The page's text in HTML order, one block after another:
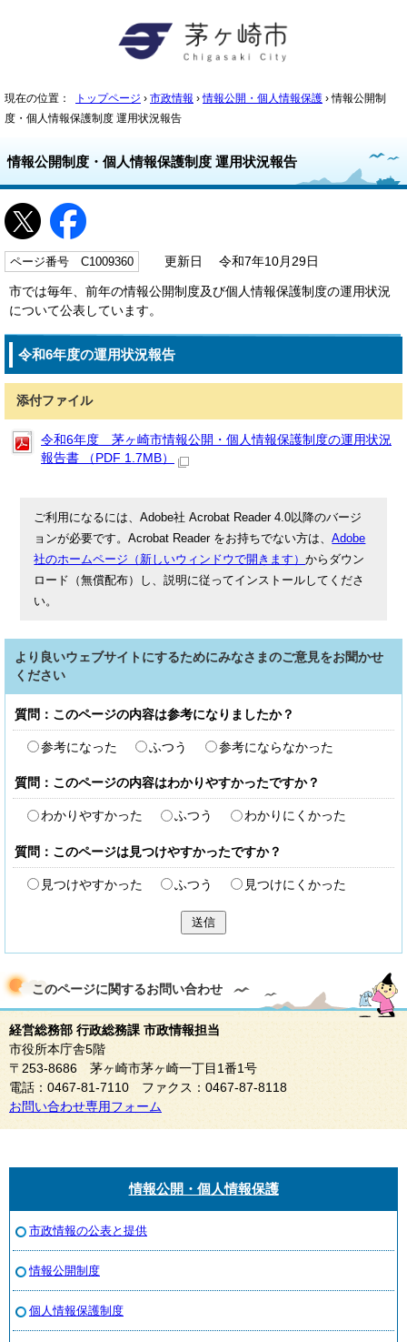
現在の位置： トップページ › 市政情報 ›情報公開・個人情報保護 › 情報公開制
度・個人情報保護制度 運用状況報告
情報公開制度・個人情報保護制度 運用状況報告
ページ番号 C1009360 更新日 令和7年10月29日
市では毎年、前年の情報公開制度及び個人情報保護制度の運用状況
について公表しています。
令和6年度の運用状況報告
添付ファイル
令和6年度 茅ヶ崎市情報公開・個人情報保護制度の運用状況
報告書 （PDF 1.7MB）
ご利用になるには、Adobe社 Acrobat Reader 4.0以降のバージ
ョンが必要です。Acrobat Reader をお持ちでない方は、Adobe
社のホームページ（新しいウィンドウで開きます）からダウン
ロード（無償配布）し、説明に従ってインストールしてくださ
い。
より良いウェブサイトにするためにみなさまのご意見をお聞かせ
ください
質問：このページの内容は参考になりましたか？
参考になった ふつう 参考にならなかった
質問：このページの内容はわかりやすかったですか？
わかりやすかった ふつう わかりにくかった
質問：このページは見つけやすかったですか？
見つけやすかった ふつう 見つけにくかった
送信
このページに関するお問い合わせ
経営総務部 行政総務課 市政情報担当
市役所本庁舎5階
〒253-8686 茅ヶ崎市茅ヶ崎一丁目1番1号
電話：0467-81-7110 ファクス：0467-87-8118
お問い合わせ専用フォーム
情報公開・個人情報保護
市政情報の公表と提供
情報公開制度
個人情報保護制度